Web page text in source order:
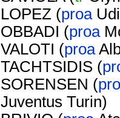
LOPEZ (proa
OBBADI (proa
VALOTI (proa
TACHTSIDIS(
SORENSEN (
Juventus Turin)